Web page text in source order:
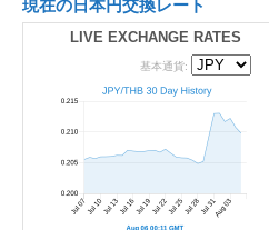
現在の日本円交換レート
LIVE EXCHANGE RATES